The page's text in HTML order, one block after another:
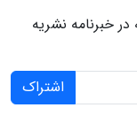
خبرنامه نشریه
اشتراک